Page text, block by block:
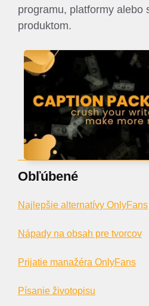
programu, platformy alebo
produktom.
Obľúbené
Najlepšie alternatívy OnlyFans
Nápady na obsah pre tvorcov
Prijatie manažéra OnlyFans
Písanie životopisu